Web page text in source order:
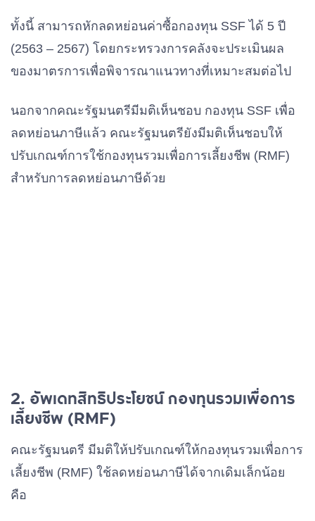
ทั้งนี้ สามารถหักลดหย่อนค่าซื้อกองทุน SSF ได้ 5 ปี
(2563 – 2567) โดยกระทรวงการคลังจะประเมินผล
ของมาตรการเพื่อพิจารณาแนวทางที่เหมาะสมต่อไป
นอกจากคณะรัฐมนตรีมีมติเห็นชอบ กองทุน SSF เพื่อ
ลดหย่อนภาษีแล้ว คณะรัฐมนตรียังมีมติเห็นชอบให้
ปรับเกณฑ์การใช้กองทุนรวมเพื่อการเลี้ยงชีพ (RMF)
สำหรับการลดหย่อนภาษีด้วย
2. อัพเดทสิทธิประโยชน์ กองทุนรวมเพื่อการ
เลี้ยงชีพ (RMF)
คณะรัฐมนตรี มีมติให้ปรับเกณฑ์ให้กองทุนรวมเพื่อการ
เลี้ยงชีพ (RMF) ใช้ลดหย่อนภาษีได้จากเดิมเล็กน้อย
คือ